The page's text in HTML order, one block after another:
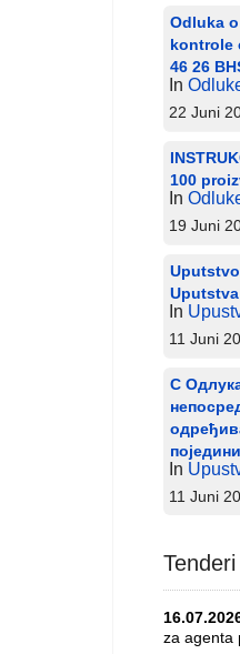
Odluka
kontrole
46 26
In
22 Juni
100
In
19 Juni
Uputstva
In
11 Juni
С
In
11 Juni
za agenta